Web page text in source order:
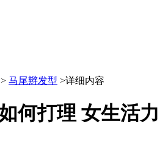
> 马尾辫发型 >详细内容
何打理 女生活